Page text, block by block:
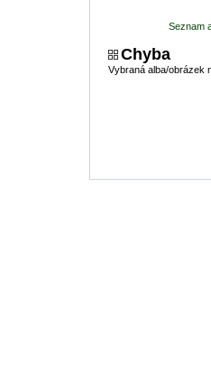
Seznam
Chyba
Vybraná alba/obrázek